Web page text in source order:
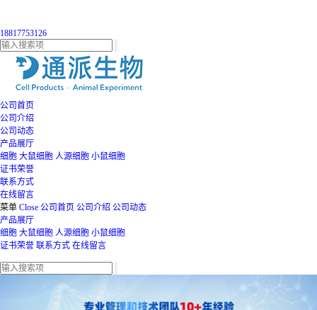
18817753126
公司首页
公司介绍
公司动态
产品展厅
细胞 大鼠细胞 人源细胞 小鼠细胞
证书荣誉
联系方式
在线留言
菜单 Close 公司首页 公司介绍 公司动态
产品展厅
细胞 大鼠细胞 人源细胞 小鼠细胞
证书荣誉 联系方式 在线留言